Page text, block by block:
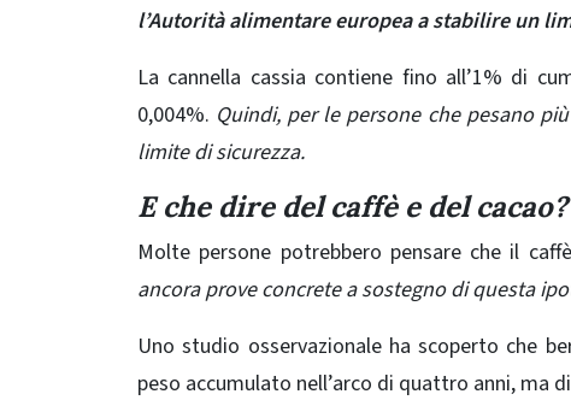
l’Autorità alimentare europea a stabilire un
La cannella cassia contiene fino all’1% di
0,004%. Quindi, per le persone che pesano
limite di sicurezza.
E che dire del caffè e del cacao?
Molte persone potrebbero pensare che il
ancora prove concrete a sostegno di questa
Unostudio osservazionaleha scoperto che
peso accumulato nell’arco di quattro anni, ma